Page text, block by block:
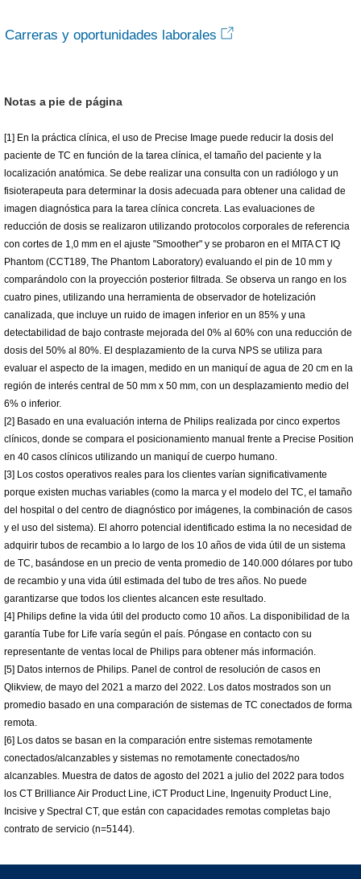
Carreras y oportunidades laborales
Notas a pie de página
[1] En la práctica clínica, el uso de Precise Image puede reducir la dosis del
paciente de TC en función de la tarea clínica, el tamaño del paciente y la
localización anatómica. Se debe realizar una consulta con un radiólogo y un
fisioterapeuta para determinar la dosis adecuada para obtener una calidad de
imagen diagnóstica para la tarea clínica concreta. Las evaluaciones de
reducción de dosis se realizaron utilizando protocolos corporales de referencia
con cortes de 1,0 mm en el ajuste "Smoother" y se probaron en el MITA CT IQ
Phantom (CCT189, The Phantom Laboratory) evaluando el pin de 10 mm y
comparándolo con la proyección posterior filtrada. Se observa un rango en los
cuatro pines, utilizando una herramienta de observador de hotelización
canalizada, que incluye un ruido de imagen inferior en un 85% y una
detectabilidad de bajo contraste mejorada del 0% al 60% con una reducción de
dosis del 50% al 80%. El desplazamiento de la curva NPS se utiliza para
evaluar el aspecto de la imagen, medido en un maniquí de agua de 20 cm en la
región de interés central de 50 mm x 50 mm, con un desplazamiento medio del
6% o inferior.
[2] Basado en una evaluación interna de Philips realizada por cinco expertos
clínicos, donde se compara el posicionamiento manual frente a Precise Position
en 40 casos clínicos utilizando un maniquí de cuerpo humano.
[3] Los costos operativos reales para los clientes varían significativamente
porque existen muchas variables (como la marca y el modelo del TC, el tamaño
del hospital o del centro de diagnóstico por imágenes, la combinación de casos
y el uso del sistema). El ahorro potencial identificado estima la no necesidad de
adquirir tubos de recambio a lo largo de los 10 años de vida útil de un sistema
de TC, basándose en un precio de venta promedio de 140.000 dólares por tubo
de recambio y una vida útil estimada del tubo de tres años. No puede
garantizarse que todos los clientes alcancen este resultado.
[4] Philips define la vida útil del producto como 10 años. La disponibilidad de la
garantía Tube for Life varía según el país. Póngase en contacto con su
representante de ventas local de Philips para obtener más información.
[5] Datos internos de Philips. Panel de control de resolución de casos en
Qlikview, de mayo del 2021 a marzo del 2022. Los datos mostrados son un
promedio basado en una comparación de sistemas de TC conectados de forma
remota.
[6] Los datos se basan en la comparación entre sistemas remotamente
conectados/alcanzables y sistemas no remotamente conectados/no
alcanzables. Muestra de datos de agosto del 2021 a julio del 2022 para todos
los CT Brilliance Air Product Line, iCT Product Line, Ingenuity Product Line,
Incisive y Spectral CT, que están con capacidades remotas completas bajo
contrato de servicio (n=5144).